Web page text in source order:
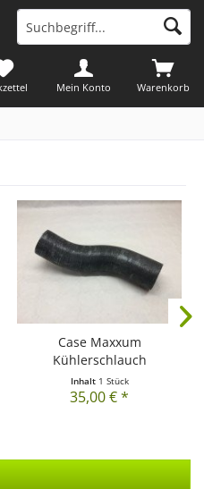
Warenkorb
Mein Konto
Case Maxxum
Kühlerschlauch
Inhalt 1 Stück
35,00 € *